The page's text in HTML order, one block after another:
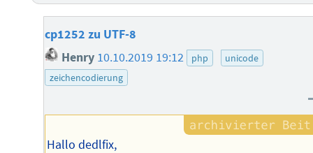
cp1252 zu UTF-8
Henry 10.10.2019 19:12 php
unicode
zeichencodierung
Hallo dedlfix,